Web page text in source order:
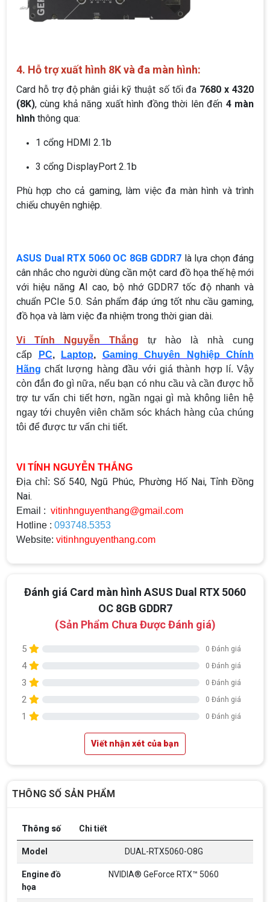
4. Hỗ trợ xuất hình 8K và đa màn hình:
Card hỗ trợ độ phân giải kỹ thuật số tối đa 7680 x 4320
(8K), cùng khả năng xuất hình đồng thời lên đến 4 màn
hình thông qua:
1 cổng HDMI 2.1b
3 cổng DisplayPort 2.1b
Phù hợp cho cả gaming, làm việc đa màn hình và trình
chiếu chuyên nghiệp.
ASUS Dual RTX 5060 OC 8GB GDDR7 là lựa chọn đáng
cân nhắc cho người dùng cần một card đồ họa thế hệ mới
với hiệu năng AI cao, bộ nhớ GDDR7 tốc độ nhanh và
chuẩn PCIe 5.0. Sản phẩm đáp ứng tốt nhu cầu gaming,
đồ họa và làm việc đa nhiệm trong thời gian dài.
Vi Tính Nguyễn Thắng tự hào là nhà cung
cấp
PC, Laptop, Gaming Chuyên Nghiệp Chính
Hãng chất lượng hàng đầu với giá thành hợp lí. Vậy
còn đắn đo gì nữa, nếu bạn có nhu cầu và cần được hỗ
trợ tư vấn chi tiết hơn, ngần ngại gì mà không liên hệ
ngay tới chuyên viên chăm sóc khách hàng của chúng
tôi để được tư vấn chi tiết.
VI TÍNH NGUYỄN THẮNG
Địa chỉ:Số 540, Ngũ Phúc, Phường Hố Nai, Tỉnh Đồng
Nai.
Email : vitinhnguyenthang@gmail.com
Hotline : 093748.5353
Website: vitinhnguyenthang.com
Đánh giá Card màn hình ASUS Dual RTX 5060
OC 8GB GDDR7
(Sản Phẩm Chưa Được Đánh giá)
5 0 Đánh giá
4 0 Đánh giá
3 0 Đánh giá
2 0 Đánh giá
1 0 Đánh giá
Viết nhận xét của bạn
THÔNG SỐ SẢN PHẨM
Thông số Chi tiết
Model DUAL-RTX5060-O8G
Engine đồ
họa
NVIDIA® GeForce RTX™ 5060